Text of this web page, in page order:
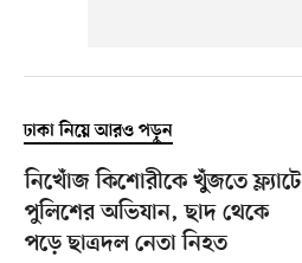
ঢাকা নিয়ে আরও পড়ুন
নিখোঁজ কিশোরীকে খুঁজতে ফ্ল্যাটে
পুলিশের অভিযান, ছাদ থেকে
পড়ে ছাত্রদল নেতা নিহত